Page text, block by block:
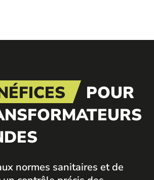
POUR
normes sanitaires et de